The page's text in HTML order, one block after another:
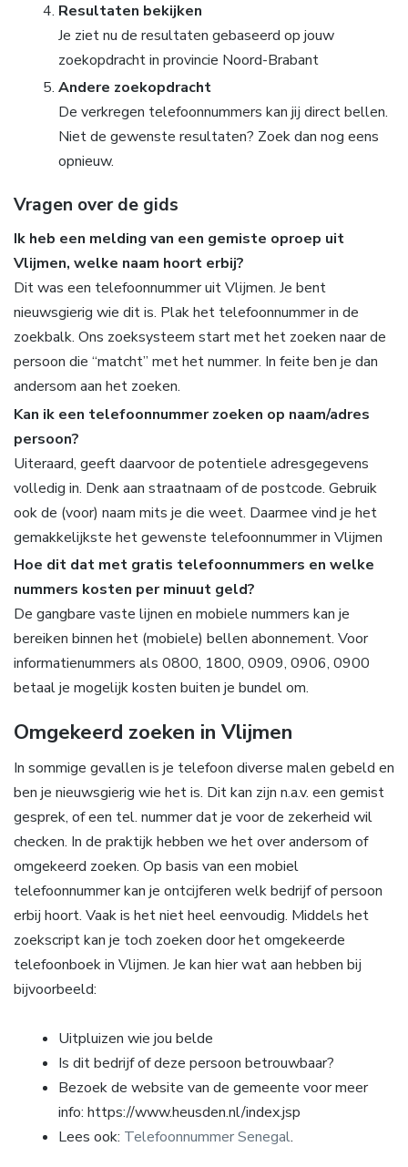
Resultaten bekijken
Je ziet nu de resultaten gebaseerd op jouw
zoekopdracht in provincie Noord-Brabant
Andere zoekopdracht
De verkregen telefoonnummers kan jij direct bellen.
Niet de gewenste resultaten? Zoek dan nog eens
opnieuw.
Vragen over de gids
Ik heb een melding van een gemiste oproep uit
Vlijmen, welke naam hoort erbij?
Dit was een telefoonnummer uit Vlijmen. Je bent
nieuwsgierig wie dit is. Plak het telefoonnummer in de
zoekbalk. Ons zoeksysteem start met het zoeken naar de
persoon die “matcht” met het nummer. In feite ben je dan
andersom aan het zoeken.
Kan ik een telefoonnummer zoeken op naam/adres
persoon?
Uiteraard, geeft daarvoor de potentiele adresgegevens
volledig in. Denk aan straatnaam of de postcode. Gebruik
ook de (voor) naam mits je die weet. Daarmee vind je het
gemakkelijkste het gewenste telefoonnummer in Vlijmen
Hoe dit dat met gratis telefoonnummers en welke
nummers kosten per minuut geld?
De gangbare vaste lijnen en mobiele nummers kan je
bereiken binnen het (mobiele) bellen abonnement. Voor
informatienummers als 0800, 1800, 0909, 0906, 0900
betaal je mogelijk kosten buiten je bundel om.
Omgekeerd zoeken in Vlijmen
In sommige gevallen is je telefoon diverse malen gebeld en
ben je nieuwsgierig wie het is. Dit kan zijn n.a.v. een gemist
gesprek, of een tel. nummer dat je voor de zekerheid wil
checken. In de praktijk hebben we het over andersom of
omgekeerd zoeken. Op basis van een mobiel
telefoonnummer kan je ontcijferen welk bedrijf of persoon
erbij hoort. Vaak is het niet heel eenvoudig. Middels het
zoekscript kan je toch zoeken door het omgekeerde
telefoonboek in Vlijmen. Je kan hier wat aan hebben bij
bijvoorbeeld:
Uitpluizen wie jou belde
Is dit bedrijf of deze persoon betrouwbaar?
Bezoek de website van de gemeente voor meer
info: https://www.heusden.nl/index.jsp
Lees ook: Telefoonnummer Senegal.